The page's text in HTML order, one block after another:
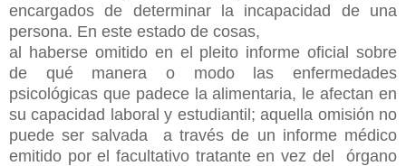
encargados de determinar la incapacidad de una
persona. En este estado de cosas,
al haberse omitido en el pleito informe oficial sobre
de qué manera o modo las enfermedades
psicológicas que padece la alimentaria, le afectan en
su capacidad laboral y estudiantil; aquella omisión no
puede ser salvada a través de un informe médico
emitido por el facultativo tratante en vez del órgano